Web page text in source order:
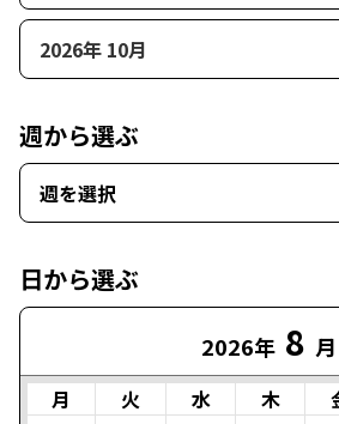
2026年 10月
週から選ぶ
週を選択
日から選ぶ
2026年 8 月
月 火 水 木